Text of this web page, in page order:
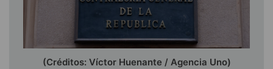
(Créditos: Víctor Huenante / Agencia Uno)